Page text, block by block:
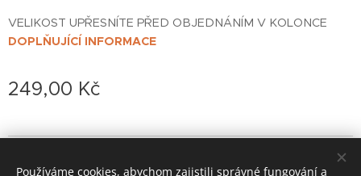
VELIKOST UPŘESNÍTE PŘED OBJEDNÁNÍM V KOLONCE
DOPLŇUJÍCÍ INFORMACE
249,00 Kč
Používáme cookies, abychom zajistili správné fungování a